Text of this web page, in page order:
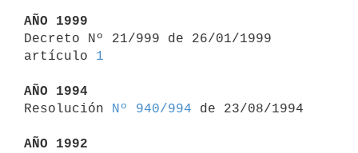
AÑO 1999
Decreto Nº 21/999 de 26/01/1999
artículo 1
AÑO 1994
Resolución
Nº 940/994 de 23/08/1994
AÑO 1992